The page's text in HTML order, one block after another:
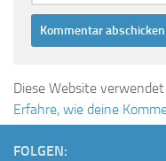
Diese Website
Erfahre, wie deine
FOLGEN: